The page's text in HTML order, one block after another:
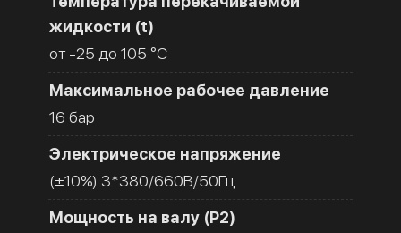
жидкости (t)
от -25 до 105 °C
Максимальное рабочее давление
16 бар
Электрическое напряжение
(±10%) 3*380/660В/50Гц
Мощность на валу (Р2)